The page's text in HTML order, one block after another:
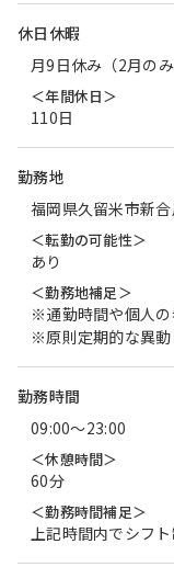
休日休暇
月9日休み（2月の
＜年間休日＞
110日
勤務地
福岡県久留米市新
＜転勤の可能性＞
あり
＜勤務地補足＞
※通勤時間や個人の
※原則定期的な異動
勤務時間
09:00〜23:00
＜休憩時間＞
60分
＜勤務時間補足＞
上記時間内でシフト